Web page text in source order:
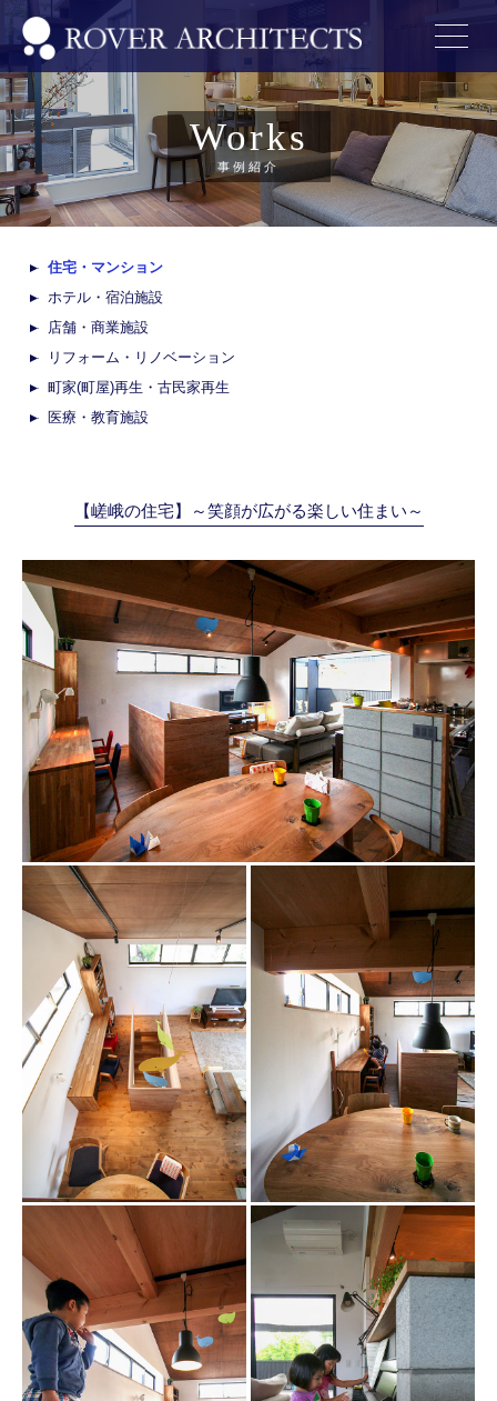
Works
事例紹介
住宅・マンション
ホテル・宿泊施設
店舗・商業施設
リフォーム・リノベーション
町家(町屋)再生・古民家再生
医療・教育施設
【嵯峨の住宅】～笑顔が広がる楽しい住まい～